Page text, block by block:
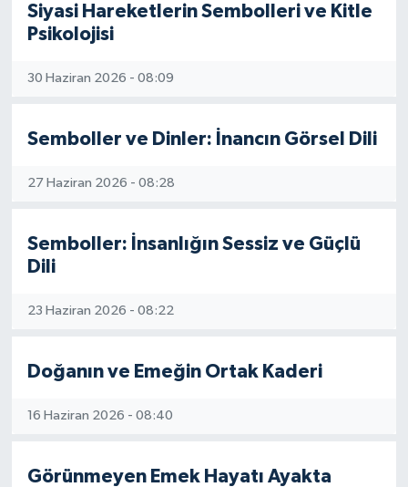
Siyasi Hareketlerin Sembolleri ve Kitle
Psikolojisi
30 Haziran 2026 - 08:09
Semboller ve Dinler: İnancın Görsel Dili
27 Haziran 2026 - 08:28
Semboller: İnsanlığın Sessiz ve Güçlü
Dili
23 Haziran 2026 - 08:22
Doğanın ve Emeğin Ortak Kaderi
16 Haziran 2026 - 08:40
Görünmeyen Emek Hayatı Ayakta